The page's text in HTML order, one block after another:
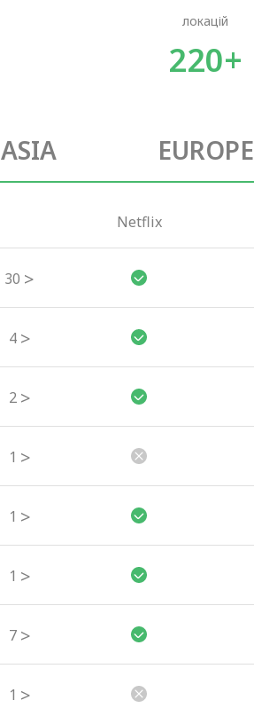
локацій
220+
ASIA EUROPE
Netflix
30 >
4 >
2 >
1 >
1 >
1 >
7 >
1 >